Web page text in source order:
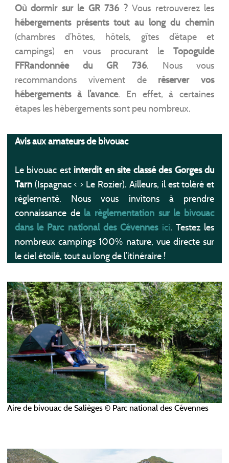
Où dormir sur le GR 736 ?Vous retrouverez les
hébergements présents tout au long du chemin
(chambres d’hôtes, hôtels, gîtes d’étape et
campings) en vous procurant leTopoguide
FFRandonnée du GR 736. Nous vous
recommandons vivement de réserver vos
hébergements à l’avance. En effet, à certaines
étapes les hébergements sont peu nombreux.
Avis aux amateurs de bivouac
Le bivouac estinterdit en site classé des Gorges du
Tarn(Ispagnac < > Le Rozier). Ailleurs, il est toléré et
réglementé. Nous vous invitons à prendre
connaissance de la règlementation sur le bivouac
dans le Parc national des Cévennesici. Testez les
nombreux campings 100% nature, vue directe sur
le ciel étoilé, tout au long de l’itinéraire !
Aire de bivouac de Salièges © Parc national des Cévennes